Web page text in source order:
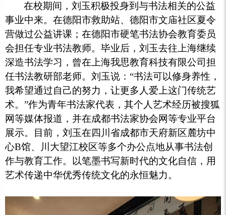
在校期间，刘玉积极投身到与书法相关的公益
事业中来。在德阳市救助站、德阳市文庙社区夏令
营做过公益讲课；在德阳市硬笔书法协会教育委员
会担任专业书法教师。毕业后，刘玉去往上海继续
深造书法学习，曾在上海我思教育科技有限公司担
任书法教研部老师。刘玉说：“书法可以修身养性，
我希望通过自己的努力，让更多人爱上这门传统艺
术。”作为青年书法家代表，其个人艺术经历被搜狐
网等媒体报道，并在成都书法家协会网等专业平台
展示。目前，刘玉在四川省成都市天府新区麓坊中
心B馆、川大望江校区等多个办公点地从事书法创
作与教育工作。以笔墨书写新时代的文化自信，用
艺术传递中华优秀传统文化的永恒魅力。